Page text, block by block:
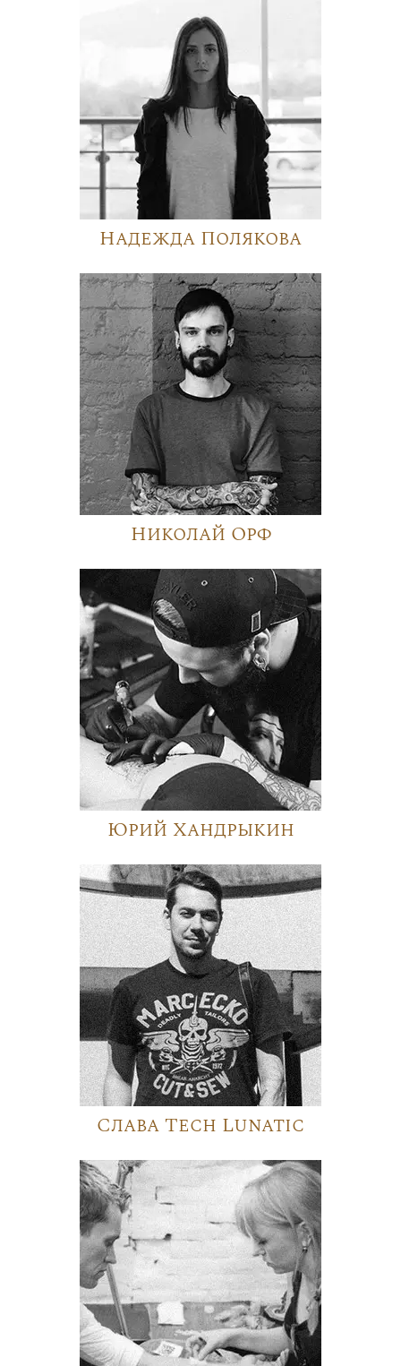
Надежда Полякова
Николай Орф
Юрий Хандрыкин
Слава Tech Lunatic